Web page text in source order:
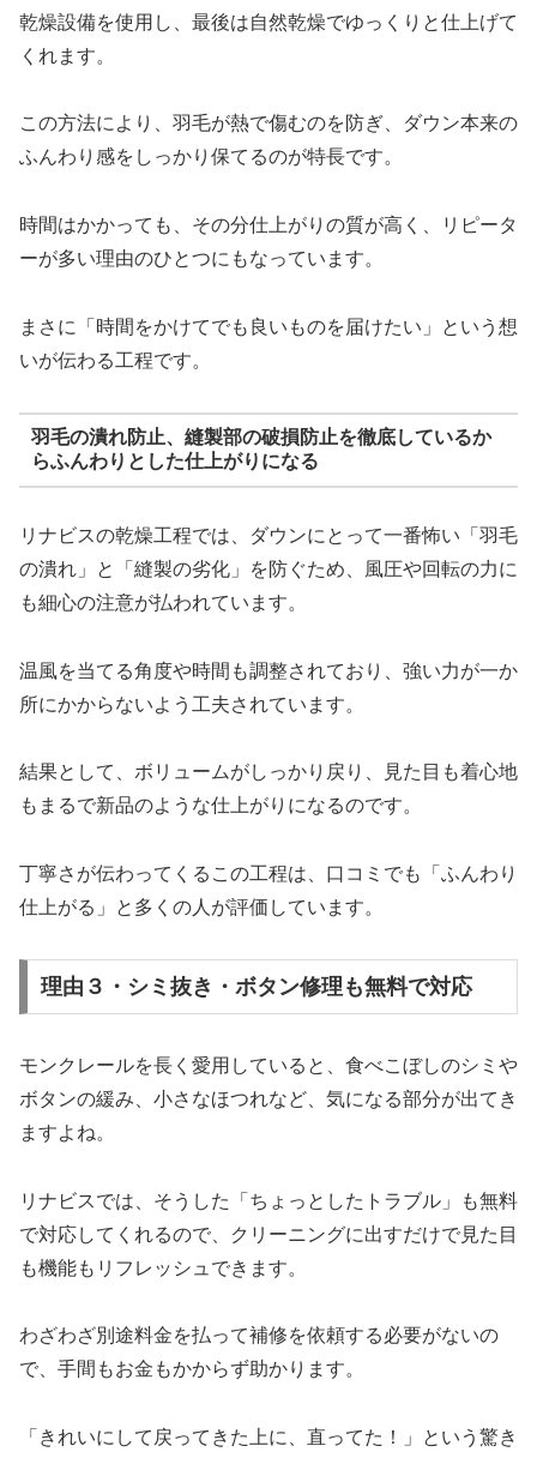
乾燥設備を使用し、最後は自然乾燥でゆっくりと仕上げて
くれます。
この方法により、羽毛が熱で傷むのを防ぎ、ダウン本来の
ふんわり感をしっかり保てるのが特長です。
時間はかかっても、その分仕上がりの質が高く、リピータ
ーが多い理由のひとつにもなっています。
まさに「時間をかけてでも良いものを届けたい」という想
いが伝わる工程です。
羽毛の潰れ防止、縫製部の破損防止を徹底しているか
らふんわりとした仕上がりになる
リナビスの乾燥工程では、ダウンにとって一番怖い「羽毛
の潰れ」と「縫製の劣化」を防ぐため、風圧や回転の力に
も細心の注意が払われています。
温風を当てる角度や時間も調整されており、強い力が一か
所にかからないよう工夫されています。
結果として、ボリュームがしっかり戻り、見た目も着心地
もまるで新品のような仕上がりになるのです。
丁寧さが伝わってくるこの工程は、口コミでも「ふんわり
仕上がる」と多くの人が評価しています。
理由３・シミ抜き・ボタン修理も無料で対応
モンクレールを長く愛用していると、食べこぼしのシミや
ボタンの緩み、小さなほつれなど、気になる部分が出てき
ますよね。
リナビスでは、そうした「ちょっとしたトラブル」も無料
で対応してくれるので、クリーニングに出すだけで見た目
も機能もリフレッシュできます。
わざわざ別途料金を払って補修を依頼する必要がないの
で、手間もお金もかからず助かります。
「きれいにして戻ってきた上に、直ってた！」という驚き